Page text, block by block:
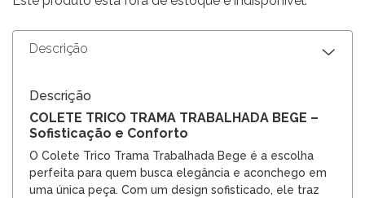
Descrição
Descrição
COLETE TRICO TRAMA TRABALHADA BEGE –
Sofisticação e Conforto
O Colete Trico Trama Trabalhada Bege é a escolha
perfeita para quem busca elegância e aconchego em
uma única peça. Com um design sofisticado, ele traz